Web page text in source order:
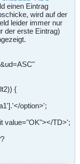
einen Eintrag
wird auf der
leider immer nur
der erste Eintrag)
{
option>';
value="OK"></TD>';